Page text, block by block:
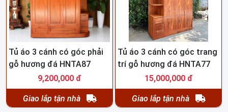
Tủ áo 3 cánh có góc phải
gỗ hương đá HNTA87
9,200,000 đ
Giao lắp tận nhà
Tủ áo 3 cánh có góc trang
trí gỗ hương đá HNTA77
15,000,000 đ
Giao lắp tận nhà